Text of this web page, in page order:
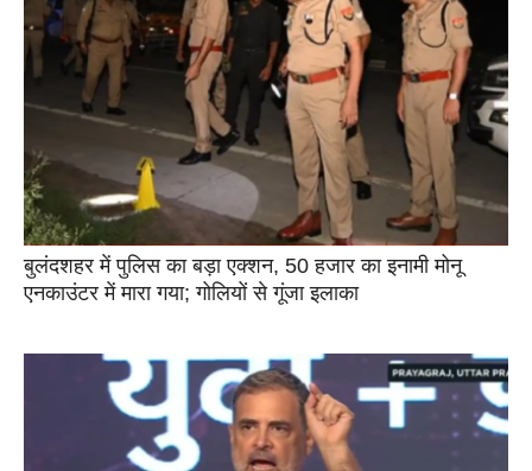
बुलंदशहर में पुलिस का बड़ा एक्शन, 50 हजार का इनामी मोनू
एनकाउंटर में मारा गया; गोलियों से गूंजा इलाका